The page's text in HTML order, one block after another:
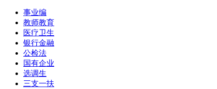
事业编
教师教育
医疗卫生
银行金融
公检法
国有企业
选调生
三支一扶